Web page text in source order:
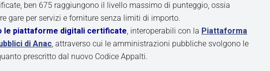
ben 675 raggiungono il livello massimo di punteggio, ossia
gare per servizi e forniture senza limiti di importo.
le piattaforme digitali certificate, interoperabili con la Piattaforma
di Anac, attraverso cui le amministrazioni pubbliche svolgono le
prescritto dal nuovo Codice Appalti.